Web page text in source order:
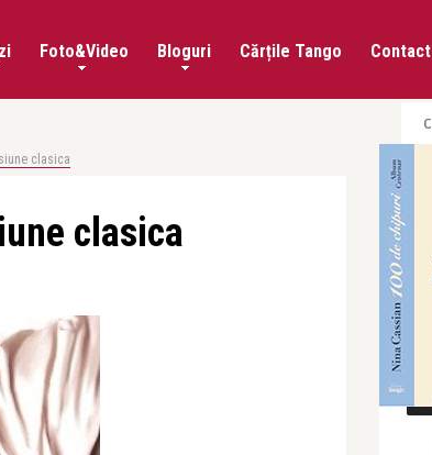
Foto&Video Bloguri Cărțile Tango Contact
clasica
clasica